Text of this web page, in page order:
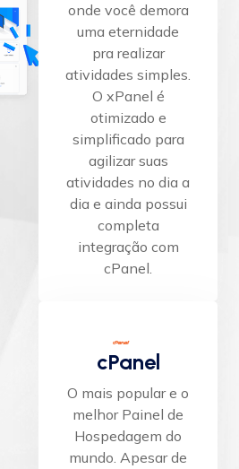
onde você demora
uma eternidade
pra realizar
atividades simples.
O xPanel é
otimizado e
simplificado para
agilizar suas
atividades no dia a
dia e ainda possui
completa
integração com
cPanel.
cPanel
O mais popular e o
melhor Painel de
Hospedagem do
mundo. Apesar de